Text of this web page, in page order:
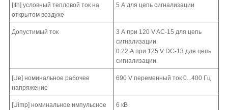
[Ith] условный тепловой ток на
открытом воздухе
5 А для цепь сигнализации
Допустимый ток
3 А при 120 V AC-15 для цепь
сигнализации
0.22 А при 125 V DC-13 для цепь
сигнализации
[Ue] номинальное рабочее
напряжение
690 V переменный ток 0...400 Гц
[Uimp] номинальное импульсное
6 кВ